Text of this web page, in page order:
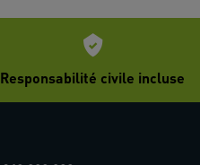
Responsabilité civile incluse